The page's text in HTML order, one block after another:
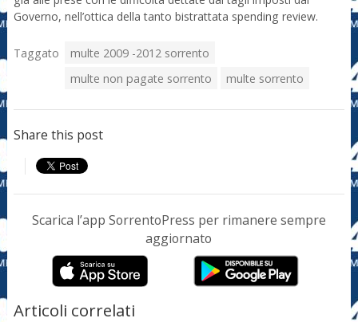
Governo, nell’ottica della tanto bistrattata spending review.
Taggato
multe 2009 -2012 sorrento
multe non pagate sorrento
multe sorrento
Share this post
Scarica l’app SorrentoPress per rimanere sempre
aggiornato
Articoli correlati